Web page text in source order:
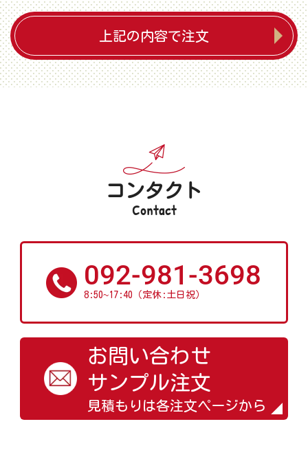
上記の内容で注文
コンタクト
Contact
092-981-3698
8:50~17:40（定休:土日祝）
お問い合わせ
サンプル注文
見積もりは各注文ページから